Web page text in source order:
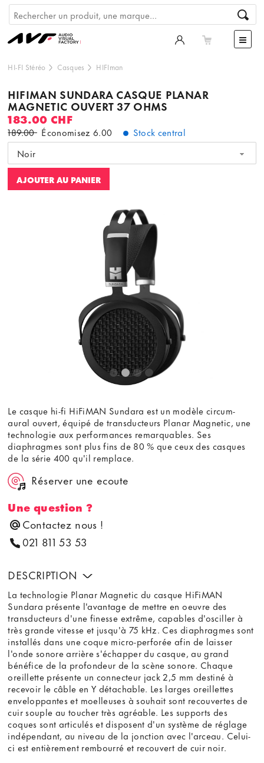
HI-FI Stéréo Casques HIFIman
HIFIMAN SUNDARA CASQUE PLANAR
MAGNETIC OUVERT 37 OHMS
183.00 CHF
189.00 Économisez6.00
Stock central
Noir
AJOUTER AU PANIER
Le casque hi-fi HiFiMAN Sundara est un modèle circum-
aural ouvert, équipé de transducteurs Planar Magnetic, une
technologie aux performances remarquables. Ses
diaphragmes sont plus fins de 80 % que ceux des casques
de la série 400 qu'il remplace.
Réserver une ecoute
Une question ?
Contactez nous !
021 811 53 53
DESCRIPTION
La technologie Planar Magnetic du casque HiFiMAN
Sundara présente l'avantage de mettre en oeuvre des
transducteurs d'une finesse extrême, capables d'osciller à
très grande vitesse et jusqu'à 75 kHz. Ces diaphragmes sont
installés dans une coque micro-perforée afin de laisser
l'onde sonore arrière s'échapper du casque, au grand
bénéfice de la profondeur de la scène sonore. Chaque
oreillette présente un connecteur jack 2,5 mm destiné à
recevoir le câble en Y détachable. Les larges oreillettes
enveloppantes et moelleuses à souhait sont recouvertes de
cuir souple au toucher très agréable. Les supports des
coques sont articulés et disposent d'un système de réglage
indépendant, au niveau de la jonction avec l'arceau. Celui-
ci est entièrement rembourré et recouvert de cuir noir.